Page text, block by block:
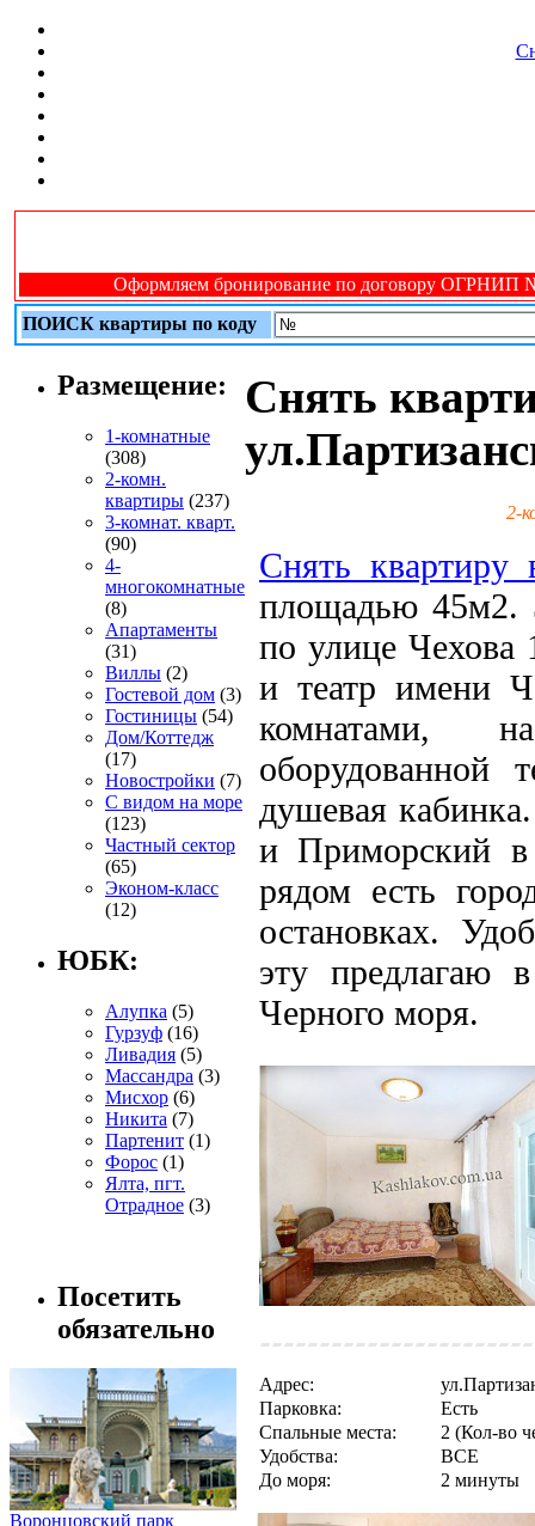
Оформляем бронирование по договору ОГРНИП №
ПОИСК квартиры по коду
Размещение:
1-комнатные
(308)
2-комн.
квартиры (237)
3-комнат. кварт.
(90)
4-
многокомнатные
(8)
Апартаменты
(31)
Виллы (2)
Гостевой дом (3)
Гостиницы (54)
Дом/Коттедж
(17)
Новостройки (7)
С видом на море
(123)
Частный сектор
(65)
Эконом-класс
(12)
ЮБК:
Алупка (5)
Гурзуф (16)
Ливадия (5)
Массандра (3)
Мисхор (6)
Никита (7)
Партенит (1)
Форос (1)
Ялта, пгт.
Отрадное (3)
Посетить
обязательно
Воронцовский парк
Снять
2-
Снять квартиру
площадью 45м2.
по улице Чехова
и театр имени
комнатами,
оборудованной
душевая
и Приморский
рядом есть
остановках.
эту предлагаю
Черного моря.
Адрес:
Парковка:
Есть
Спальные места:
2 (Кол-во
Удобства:
ВСЕ
До моря:
2 минуты